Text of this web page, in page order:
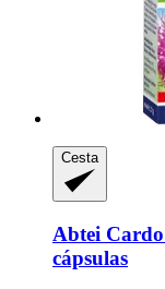
Cesta
Abtei
cápsulas